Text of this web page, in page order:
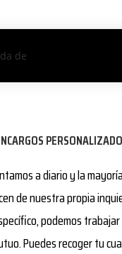
a diario y la
de nuestra propia
podemos
Puedes recoger tu